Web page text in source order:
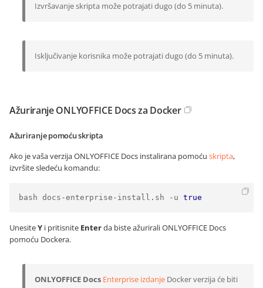
Izvršavanje skripta može potrajati dugo (do 5 minuta).
Isključivanje korisnika može potrajati dugo (do 5 minuta).
Ažuriranje ONLYOFFICE Docs za Docker
Ažuriranje pomoću skripta
Ako je vaša verzija ONLYOFFICE Docs instalirana pomoću skripta,
izvršite sledeću komandu:
bash docs -enterprise - install . sh - u true
UnesiteY i pritisnite Enterda biste ažurirali ONLYOFFICE Docs
pomoću Dockera.
ONLYOFFICE Docs Enterprise izdanje Docker verzija će biti